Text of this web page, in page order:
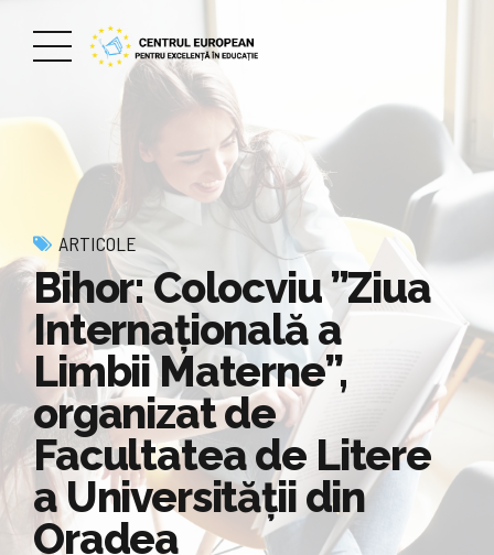
ARTICOLE
Bihor: Colocviu ”Ziua
Internațională a
Limbii Materne”,
organizat de
Facultatea de Litere
a Universității din
Oradea